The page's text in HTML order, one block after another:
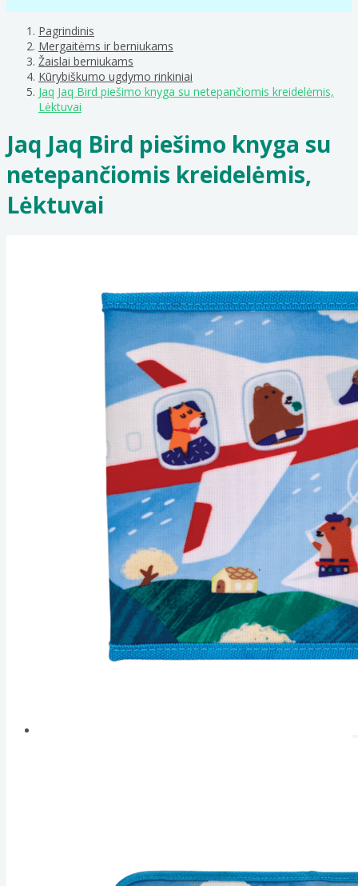
Pagrindinis
Mergaitėms ir berniukams
Žaislai berniukams
Kūrybiškumo ugdymo rinkiniai
Jaq Jaq Bird piešimo knyga su netepančiomis kreidelėmis,
Lėktuvai
Jaq Jaq Bird piešimo knyga su
netepančiomis kreidelėmis,
Lėktuvai